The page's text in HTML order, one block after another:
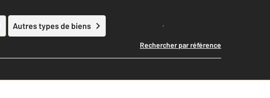
Autres types de biens Lancer ma recherche
Rechercher par référence